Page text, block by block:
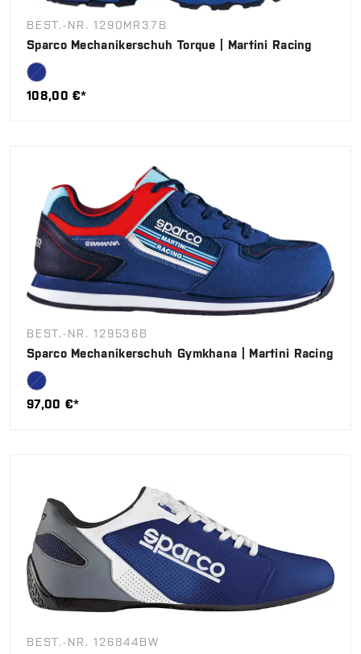
BEST.-NR. 1290MR37B
Sparco Mechanikerschuh Torque | Martini Racing
108,00 €*
BEST.-NR. 129536B
Sparco Mechanikerschuh Gymkhana | Martini Racing
97,00 €*
BEST.-NR. 126844BW